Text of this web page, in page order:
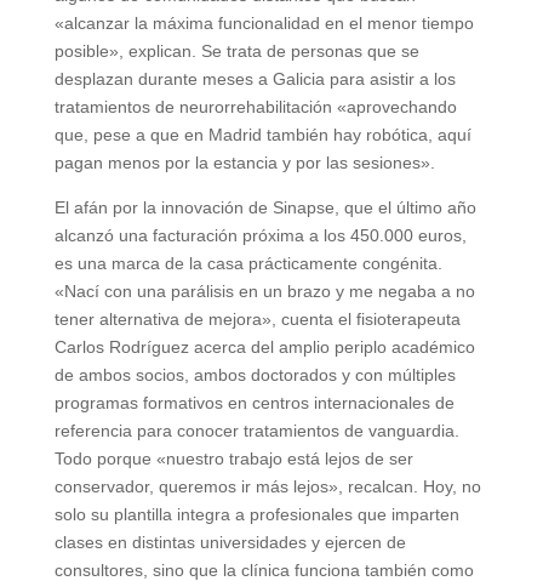
«alcanzar la máxima funcionalidad en el menor tiempo
posible», explican. Se trata de personas que se
desplazan durante meses a Galicia para asistir a los
tratamientos de neurorrehabilitación «aprovechando
que, pese a que en Madrid también hay robótica, aquí
pagan menos por la estancia y por las sesiones».
El afán por la innovación de Sinapse, que el último año
alcanzó una facturación próxima a los 450.000 euros,
es una marca de la casa prácticamente congénita.
«Nací con una parálisis en un brazo y me negaba a no
tener alternativa de mejora», cuenta el fisioterapeuta
Carlos Rodríguez acerca del amplio periplo académico
de ambos socios, ambos doctorados y con múltiples
programas formativos en centros internacionales de
referencia para conocer tratamientos de vanguardia.
Todo porque «nuestro trabajo está lejos de ser
conservador, queremos ir más lejos», recalcan. Hoy, no
solo su plantilla integra a profesionales que imparten
clases en distintas universidades y ejercen de
consultores, sino que la clínica funciona también como